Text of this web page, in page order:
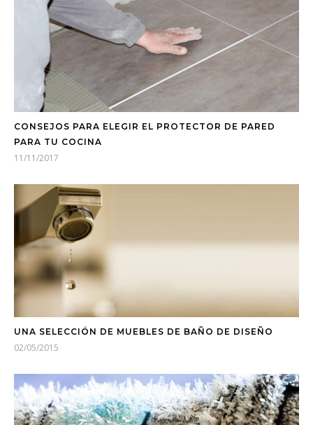
CONSEJOS PARA ELEGIR EL PROTECTOR DE PARED
PARA TU COCINA
11/11/2017
UNA SELECCIÓN DE MUEBLES DE BAÑO DE DISEÑO
02/05/2015